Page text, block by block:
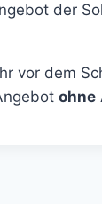
der
vor dem
ohne